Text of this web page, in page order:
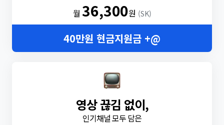
월36,300원 (SK)
40만원 현금지원금 +@
영상 끊김 없이,
인기채널 모두 담은